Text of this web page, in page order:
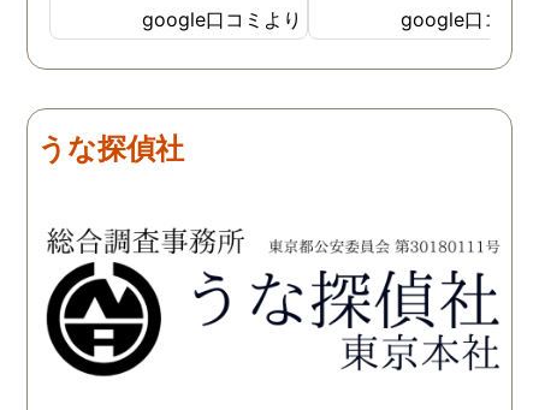
見を言っていただき、また
費用面も正直に答えていた
だき、私の望む結果を得る
言えないですが、それでも
少しでも低く抑えるアドバ
た。 調査も私の望む結果を
得るべく、尽力して頂き、
密に連絡をいただきなが
ら、丁寧に対応してくださ
いました。 おかげで、とて
google口コミより
ったと実感しております
依頼中にはいろいろな相
も聞いて頂き、救われる
謝しております。 私と
何かありましたらご相談
せて頂きたいと思います
google口コミ
うな探偵社